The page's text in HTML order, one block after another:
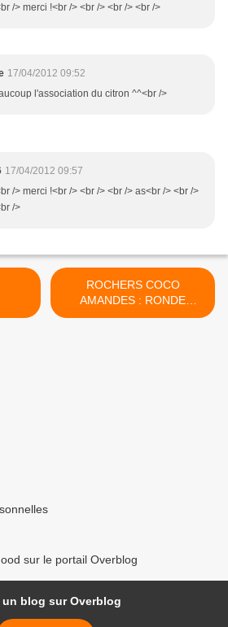
/> merci !<br /> <br /> <br /> <br />
17/04/2012 09:52
l'association du citron ^^<br />
17/04/2012 09:57
/> merci !<br /> <br /> <br /> as<br /> <br />
/>
ROCHERS COCO
AMANDES : RONDE
INTERBLOG >
sur le portail Overblog
un blog sur Overblog